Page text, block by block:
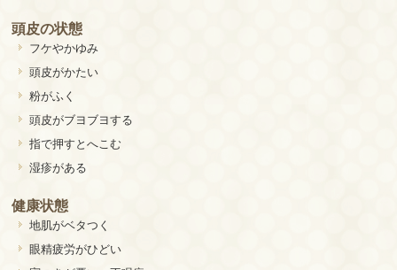
頭皮の状態
フケやかゆみ
頭皮がかたい
粉がふく
頭皮がブヨブヨする
指で押すとへこむ
湿疹がある
健康状態
地肌がベタつく
眼精疲労がひどい